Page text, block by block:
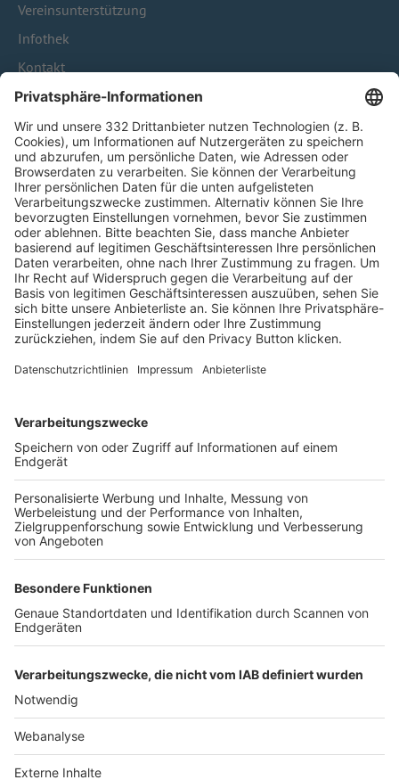
Vereinsunterstützung
Infothek
Kontakt
HÄUFIG BESUCHTE SEITEN
Pässe und Vereinswechsel
Trainerausbildung
Schulungsangebot Vereinsmitarbeiter
BFV-Geschäftsstellen
Trainerbörse
Login SpielPlus
FOLGE DEM BFV
TOP-VEREINE
TOP-PARTNER
Nutzungsbedingungen Datenschutz Impressum